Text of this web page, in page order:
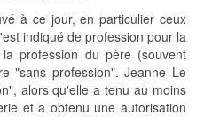
à ce jour, en particulier ceux
indiqué de profession pour la
profession du père (souvent
"sans profession". Jeanne Le
alors qu'elle a tenu au moins
et a obtenu une autorisation